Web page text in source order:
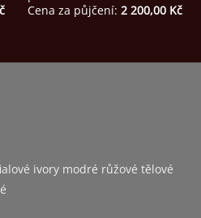
Cena za půjčení: 2 200,00 Kč
ivory modré růžové tělové